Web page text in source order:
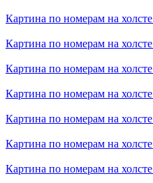
Картина по номерам на холсте
Картина по номерам на холсте
Картина по номерам на холсте
Картина по номерам на холсте
Картина по номерам на холсте
Картина по номерам на холсте
Картина по номерам на холсте